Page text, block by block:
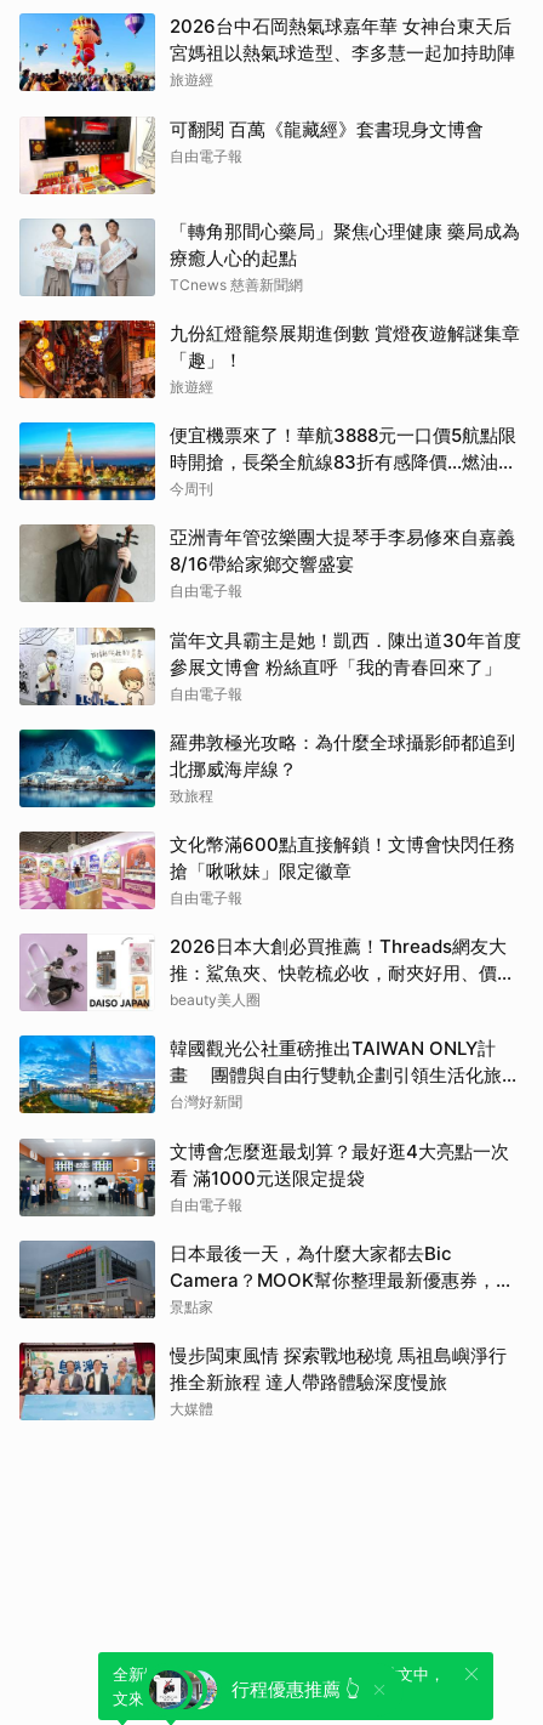
2026台中石岡熱氣球嘉年華 女神台東天后
宮媽祖以熱氣球造型、李多慧一起加持助陣
旅遊經
可翻閱 百萬《龍藏經》套書現身文博會
自由電子報
「轉角那間心藥局」聚焦心理健康 藥局成為
療癒人心的起點
TCnews 慈善新聞網
九份紅燈籠祭展期進倒數 賞燈夜遊解謎集章
「趣」！
旅遊經
便宜機票來了！華航3888元一口價5航點限
時開搶，長榮全航線83折有感降價…燃油稅
8/9調漲早買早省
今周刊
亞洲青年管弦樂團大提琴手李易修來自嘉義
8/16帶給家鄉交響盛宴
自由電子報
當年文具霸主是她！凱西．陳出道30年首度
參展文博會 粉絲直呼「我的青春回來了」
自由電子報
羅弗敦極光攻略：為什麼全球攝影師都追到
北挪威海岸線？
致旅程
文化幣滿600點直接解鎖！文博會快閃任務
搶「啾啾妹」限定徽章
自由電子報
2026日本大創必買推薦！Threads網友大
推：鯊魚夾、快乾梳必收，耐夾好用、價格
超甜！
beauty美人圈
韓國觀光公社重磅推出TAIWAN ONLY計
畫 團體與自由行雙軌企劃引領生活化旅遊
新風潮
台灣好新聞
文博會怎麼逛最划算？最好逛4大亮點一次
看 滿1000元送限定提袋
自由電子報
日本最後一天，為什麼大家都去Bic
Camera？MOOK幫你整理最新優惠券，行
前趕快存手機，結帳直接用，最高省10%
景點家
慢步閩東風情 探索戰地秘境 馬祖島嶼淨行
推全新旅程 達人帶路體驗深度慢旅
大媒體
行程優惠推薦 👆
全新體驗！一鍵引用此內容，透過發布貼
文來輕鬆表達個人立場。
可以轉發或引用此內容至自己的貼文中，
來發表您的評論或觀點。